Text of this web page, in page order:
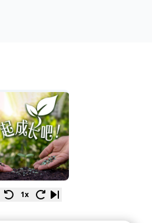
1x